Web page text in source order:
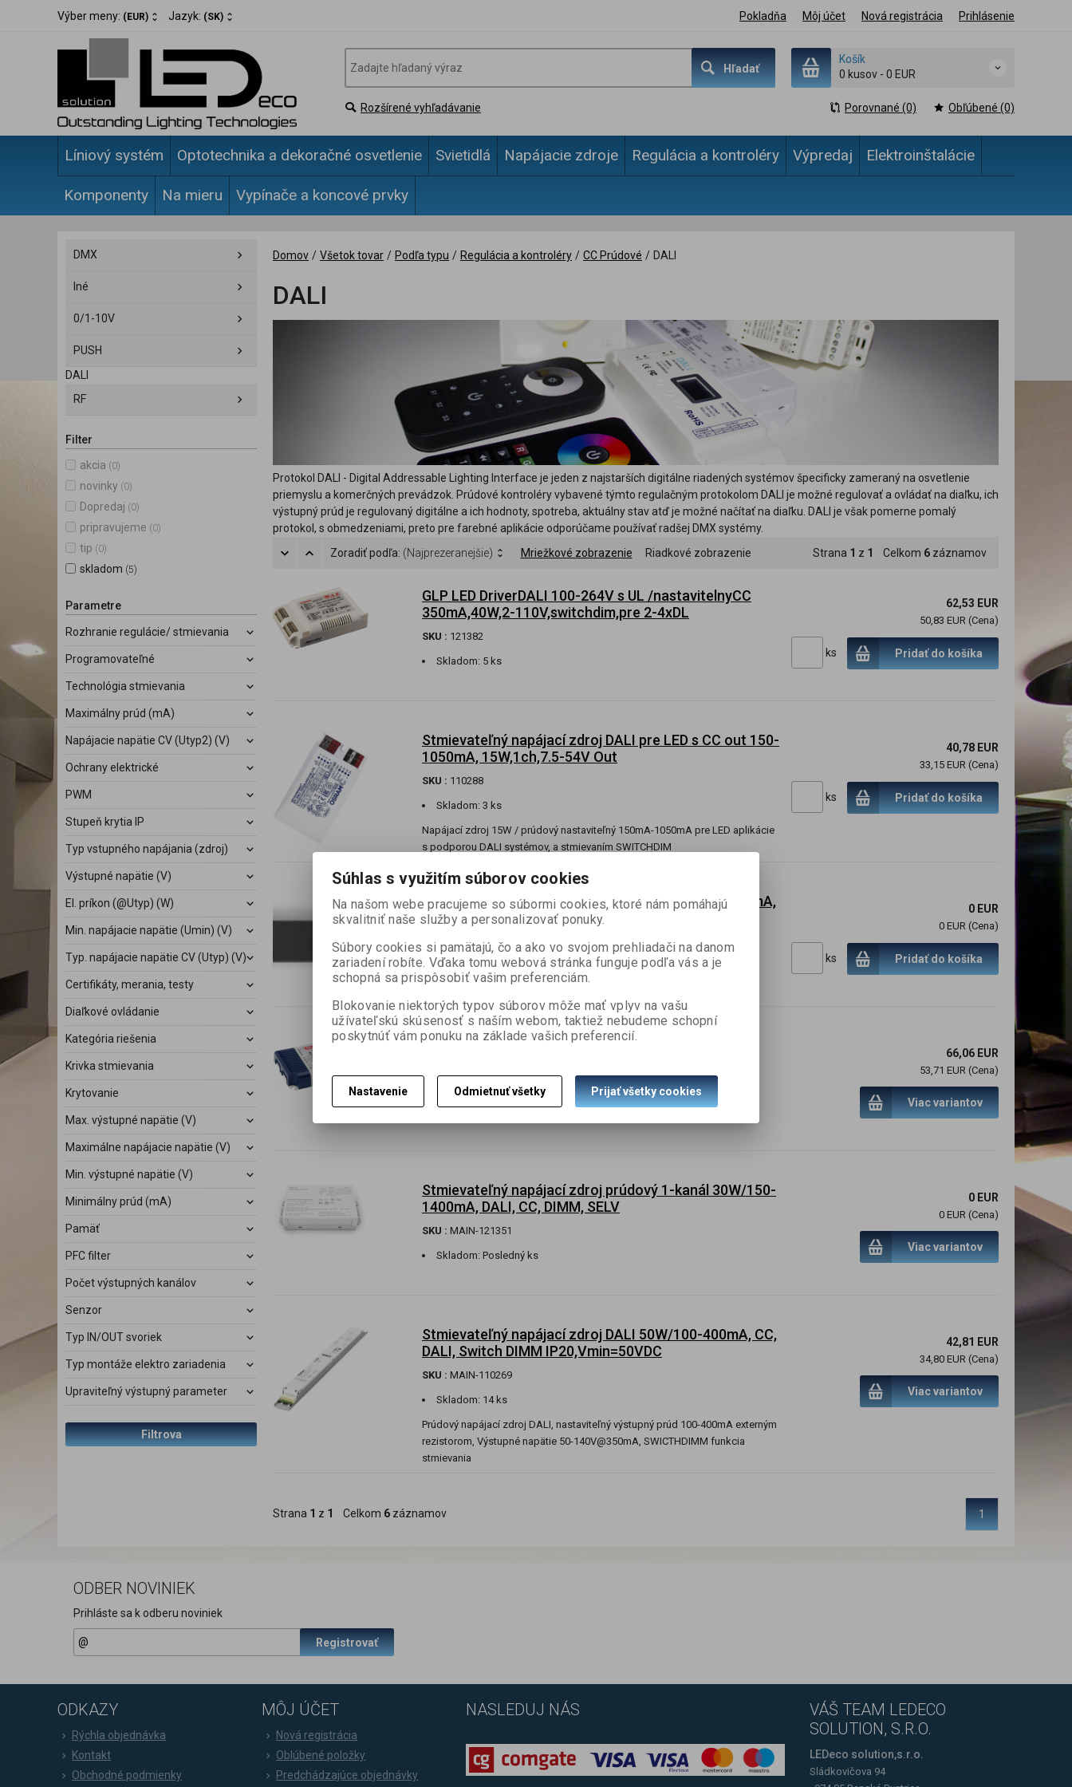
Výber meny: (EUR) Jazyk: (SK) Pokladňa Môj účet Nová registrácia Prihlásenie
Hľadať
Košík
0 kusov - 0 EUR
Rozšírené vyhľadávanie Porovnané (0) Obľúbené (0)
Líniový systém Optotechnika a dekoračné osvetlenie Svietidlá Napájacie zdroje Regulácia a kontroléry Výpredaj Elektroinštalácie
Komponenty Na mieru Vypínače a koncové prvky
DMX
Iné
0/1-10V
PUSH
DALI
RF
Filter
akcia (0)
novinky (0)
Dopredaj (0)
pripravujeme (0)
tip (0)
skladom (5)
Parametre
Rozhranie regulácie/ stmievania
Programovateľné
Technológia stmievania
Maximálny prúd (mA)
Napájacie napätie CV (Utyp2) (V)
Ochrany elektrické
PWM
Stupeň krytia IP
Typ vstupného napájania (zdroj)
Výstupné napätie (V)
El. príkon (@Utyp) (W)
Min. napájacie napätie (Umin) (V)
Typ. napájacie napätie CV (Utyp) (V)
Certifikáty, merania, testy
Diaľkové ovládanie
Kategória riešenia
Krivka stmievania
Krytovanie
Max. výstupné napätie (V)
Maximálne napájacie napätie (V)
Min. výstupné napätie (V)
Minimálny prúd (mA)
Pamäť
PFC filter
Počet výstupných kanálov
Senzor
Typ IN/OUT svoriek
Typ montáže elektro zariadenia
Upraviteľný výstupný parameter
Filtrova
Domov / Všetok tovar / Podľa typu / Regulácia a kontroléry / CC Prúdové / DALI
DALI
Protokol DALI - Digital Addressable Lighting Interface je jeden z najstarších digitálne riadených systémov špecificky zameraný na osvetlenie
priemyslu a komerčných prevádzok. Prúdové kontroléry vybavené týmto regulačným protokolom DALI je možné regulovať a ovládať na diaľku, ich
výstupný prúd je regulovaný digitálne a ich hodnoty, spotreba, aktuálny stav atď je možné načítať na diaľku. DALI je však pomerne pomalý
protokol, s obmedzeniami, preto pre farebné aplikácie odporúčame používať radšej DMX systémy.
Zoradiť podľa: (Najprezeranejšie) Mriežkové zobrazenie Riadkové zobrazenie Strana 1 z 1 Celkom 6 záznamov
GLP LED DriverDALI 100-264V s UL /nastavitelnyCC
350mA,40W,2-110V,switchdim,pre 2-4xDL
SKU : 121382
Skladom: 5 ks
62,53 EUR
50,83 EUR (Cena)
ks Pridať do košíka
Stmievateľný napájací zdroj DALI pre LED s CC out 150-
1050mA, 15W,1ch,7.5-54V Out
SKU : 110288
Skladom: 3 ks
Napájací zdroj 15W / prúdový nastaviteľný 150mA-1050mA pre LED aplikácie
s podporou DALI systémov, a stmievaním SWITCHDIM
40,78 EUR
33,15 EUR (Cena)
ks Pridať do košíka
Kontrolér prúdový 4-kanály,180W, output 200-1400mA,
CC,DMX/RDM/DALI, 12-32V DC
SKU : 121329
informujte sa
0 EUR
0 EUR (Cena)
ks Pridať do košíka
LED Driver DALI 230V/ nastavitelny CC 350-
MAIN-121388
Skladom:2 ks
66,06 EUR
53,71 EUR (Cena)
Viac variantov
Stmievateľný napájací zdroj prúdový 1-kanál 30W/150-
1400mA, DALI, CC, DIMM, SELV
SKU : MAIN-121351
Skladom: Posledný ks
0 EUR
0 EUR (Cena)
Viac variantov
Stmievateľný napájací zdroj DALI 50W/100-400mA, CC,
DALI, Switch DIMM IP20,Vmin=50VDC
SKU : MAIN-110269
Skladom: 14 ks
Prúdový napájací zdroj DALI, nastaviteľný výstupný prúd 100-400mA externým
rezistorom, Výstupné napätie 50-140V@350mA, SWICTHDIMM funkcia
stmievania
42,81 EUR
34,80 EUR (Cena)
Viac variantov
Strana 1 z 1 Celkom 6 záznamov 1
ODBER NOVINIEK
Prihláste sa k odberu noviniek
Registrovať
ODKAZY
Rýchla objednávka
Kontakt
Obchodné podmienky
MÔJ ÚČET
Nová registrácia
Oblúbené položky
Predchádzajúce objednávky
NASLEDUJ NÁS
VÁŠ TEAM LEDECO
SOLUTION, S.R.O.
LEDeco solution,s.r.o.
Sládkovičova 94
Súhlas s využitím súborov cookies
Na našom webe pracujeme so súbormi cookies, ktoré nám pomáhajú
skvalitniť naše služby a personalizovať ponuky.
Súbory cookies si pamätajú, čo a ako vo svojom prehliadači na danom
zariadení robíte. Vďaka tomu webová stránka funguje podľa vás a je
schopná sa prispôsobiť vašim preferenciám.
Blokovanie niektorých typov súborov môže mať vplyv na vašu
užívateľskú skúsenosť s naším webom, taktiež nebudeme schopní
poskytnúť vám ponuku na základe vašich preferencií.
Nastavenie Odmietnuť všetky Prijať všetky cookies